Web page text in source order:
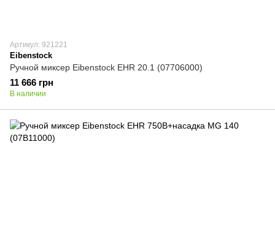
Артикул: 921221
Eibenstock
Ручной миксер Eibenstock EHR 20.1 (07706000)
11 666 грн
В наличии